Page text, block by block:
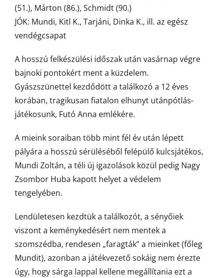
(51.), Márton (86.), Schmidt (90.)
JÓK: Mundi, Kitl K., Tarjáni, Dinka K., ill. az egész
vendégcsapat
A hosszú felkészülési időszak után vasárnap végre
bajnoki pontokért ment a küzdelem.
Gyászszünettel kezdődött a találkozó a 12 éves
korában, tragikusan fiatalon elhunyt utánpótlás-
játékosunk, Futó Anna emlékére.
A mieink soraiban több mint fél év után lépett
pályára a hosszú sérüléséből felépülő kulcsjátékos,
Mundi Zoltán, a téli új igazolások közül pedig Nagy
Zsombor Huba kapott helyet a védelem
tengelyében.
Lendületesen kezdtük a találkozót, a sényőiek
viszont a keménykedésért nem mentek a
szomszédba, rendesen „faragták” a mieinket (főleg
Mundit), azonban a játékvezető sokáig nem érezte
úgy, hogy sárga lappal kellene megállítania ezt a